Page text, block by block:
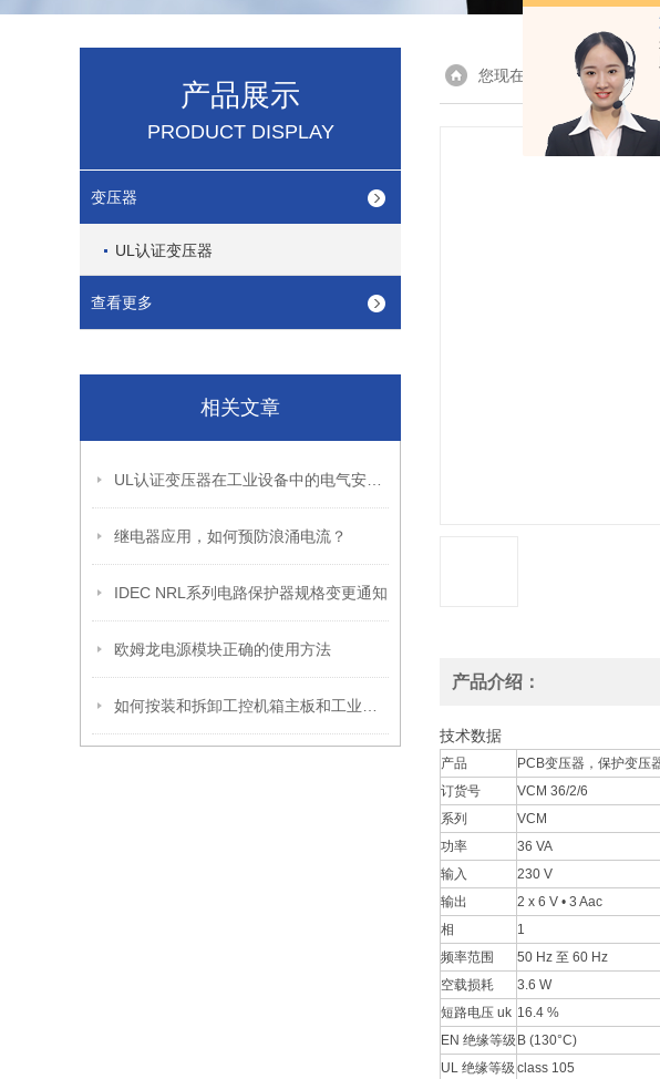
产品展示
PRODUCT DISPLAY
变压器
UL认证变压器
查看更多
相关文章
继电器应用，如何预防浪涌电流？
IDEC NRL系列电路保护器规格变更通知
欧姆龙电源模块正确的使用方法
您现在的位置：首页>
产品介绍：
技术数据
产品
PCB变压器，保护变压
订货号
VCM 36/2/6
系列
VCM
功率
36 VA
输入
230 V
输出
2 x 6 V • 3 Aac
相
1
频率范围
50 Hz 至 60 Hz
空载损耗
3.6 W
短路电压 uk 16.4 %
EN 绝缘等级 B (130°C)
UL 绝缘等级 class 105